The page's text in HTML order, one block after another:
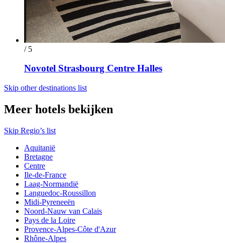
/ 5
Novotel Strasbourg Centre Halles
Skip other destinations list
Meer hotels bekijken
Skip Regio’s list
Aquitanië
Bretagne
Centre
Ile-de-France
Laag-Normandië
Languedoc-Roussillon
Midi-Pyreneeën
Noord-Nauw van Calais
Pays de la Loire
Provence-Alpes-Côte d'Azur
Rhône-Alpes